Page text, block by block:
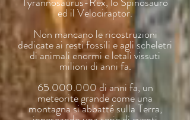
ed il Velociraptor.
Non mancano le ricostruzioni
dedicate ai resti fossili e agli scheletri
di animali enormi e letali vissuti
milioni di anni fa.
65.000.000di anni fa, un
meteorite grande come una
montagna si abbatté sulla Terra,